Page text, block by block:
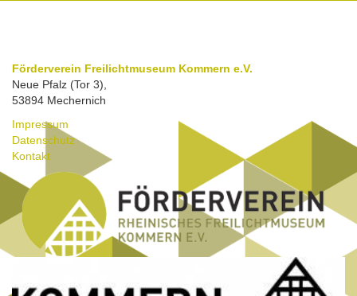
Förderverein Freilichtmuseum Kommern e.V.
Neue Pfalz (Tor 3),
53894 Mechernich
Impressum
Datenschutz
Kontakt